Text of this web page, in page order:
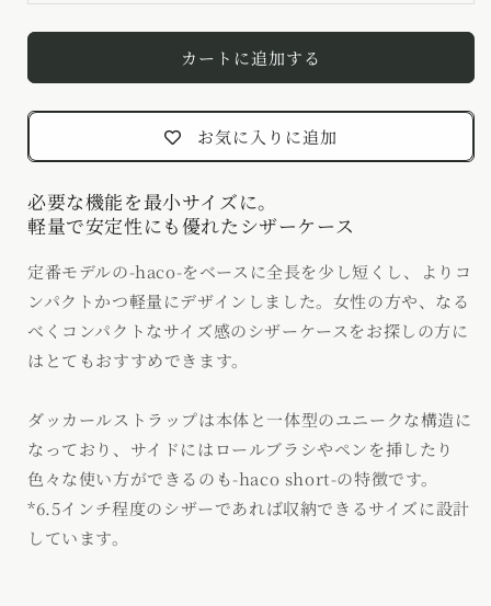
カートに追加する
お気に入りに追加
必要な機能を最小サイズに。
軽量で安定性にも優れたシザーケース
定番モデルの-haco-をベースに全長を少し短くし、よりコ
ンパクトかつ軽量にデザインしました。女性の方や、なる
べくコンパクトなサイズ感のシザーケースをお探しの方に
はとてもおすすめできます。
ダッカールストラップは本体と一体型のユニークな構造に
なっており、サイドにはロールブラシやペンを挿したり
色々な使い方ができるのも-haco short-の特徴です。
*6.5インチ程度のシザーであれば収納できるサイズに設計
しています。